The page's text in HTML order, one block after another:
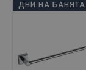
ДНИ НА БАНЯТА